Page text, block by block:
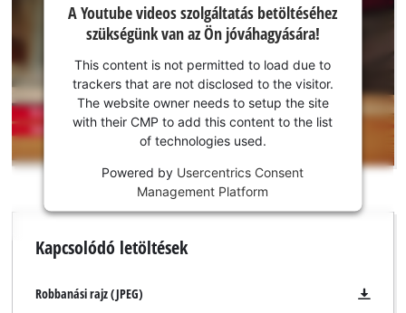
szolgáltatás
betöltéséhez
szükségünk
van az Ön
jóváhagyására!
This
is
permitted
A Youtube videos szolgáltatás betöltéséhez
szükségünk van az Ön jóváhagyására!
This content is not permitted to load due to
trackers that are not disclosed to the visitor.
The website owner needs to setup the site
with their CMP to add this content to the list
of technologies used.
Powered by Usercentrics Consent
Management Platform
Kapcsolódó letöltések
Robbanási rajz (JPEG)